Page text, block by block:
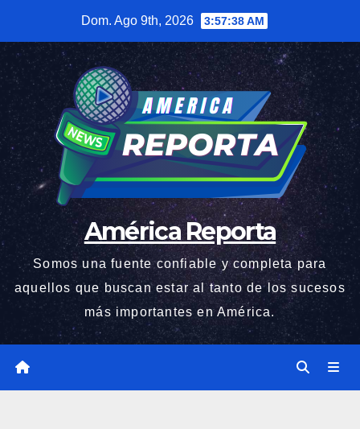
contenido
Dom. Ago 9th, 2026 3:57:39 AM
América Reporta
Somos una fuente confiable y completa para
aquellos que buscan estar al tanto de los sucesos
más importantes en América.